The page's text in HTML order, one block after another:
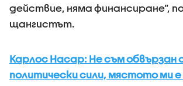
действие, няма финансиране”,
щангистът.
Карлос Насар: Не съм обвързан
политически сили, мястото ми